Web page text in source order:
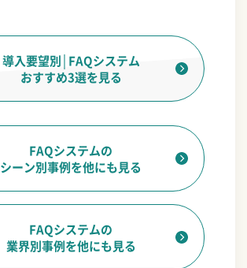
導入要望別│FAQシステム
おすすめ3選を見る
FAQシステムの
シーン別事例を他にも見る
FAQシステムの
業界別事例を他にも見る